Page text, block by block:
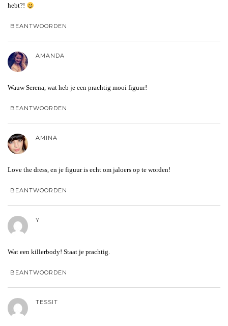
hebt?!
BEANTWOORDEN
AMANDA
Wauw Serena, wat heb je een prachtig mooi figuur!
BEANTWOORDEN
AMINA
Love the dress, en je figuur is echt om jaloers op te worden!
BEANTWOORDEN
Y
Wat een killerbody! Staat je prachtig.
BEANTWOORDEN
TESSIT